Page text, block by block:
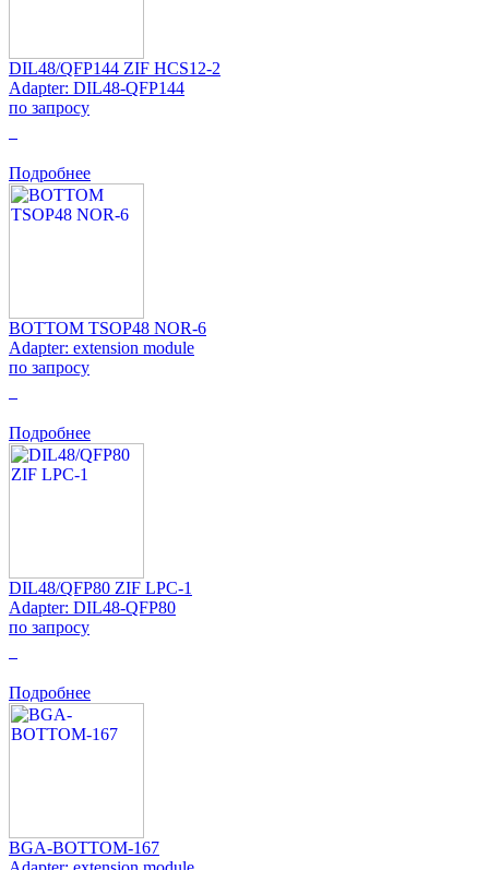
DIL48/QFP144 ZIF HCS12-2
Adapter: DIL48-QFP144
по запросу
Подробнее
BOTTOM TSOP48 NOR-6
Adapter: extension module
по запросу
Подробнее
DIL48/QFP80 ZIF LPC-1
Adapter: DIL48-QFP80
по запросу
Подробнее
BGA-BOTTOM-167